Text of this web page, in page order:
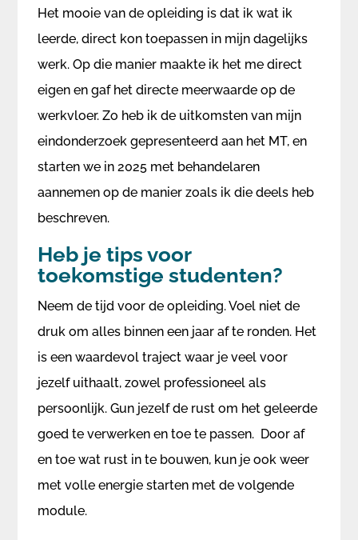
Het mooie van de opleiding is dat ik wat ik
leerde, direct kon toepassen in mijn dagelijks
werk. Op die manier maakte ik het me direct
eigen en gaf het directe meerwaarde op de
werkvloer. Zo heb ik de uitkomsten van mijn
eindonderzoek gepresenteerd aan het MT, en
starten we in 2025 met behandelaren
aannemen op de manier zoals ik die deels heb
beschreven.
Heb je tips voor
toekomstige studenten?
Neem de tijd voor de opleiding. Voel niet de
druk om alles binnen een jaar af te ronden. Het
is een waardevol traject waar je veel voor
jezelf uithaalt, zowel professioneel als
persoonlijk. Gun jezelf de rust om het geleerde
goed te verwerken en toe te passen. Door af
en toe wat rust in te bouwen, kun je ook weer
met volle energie starten met de volgende
module.